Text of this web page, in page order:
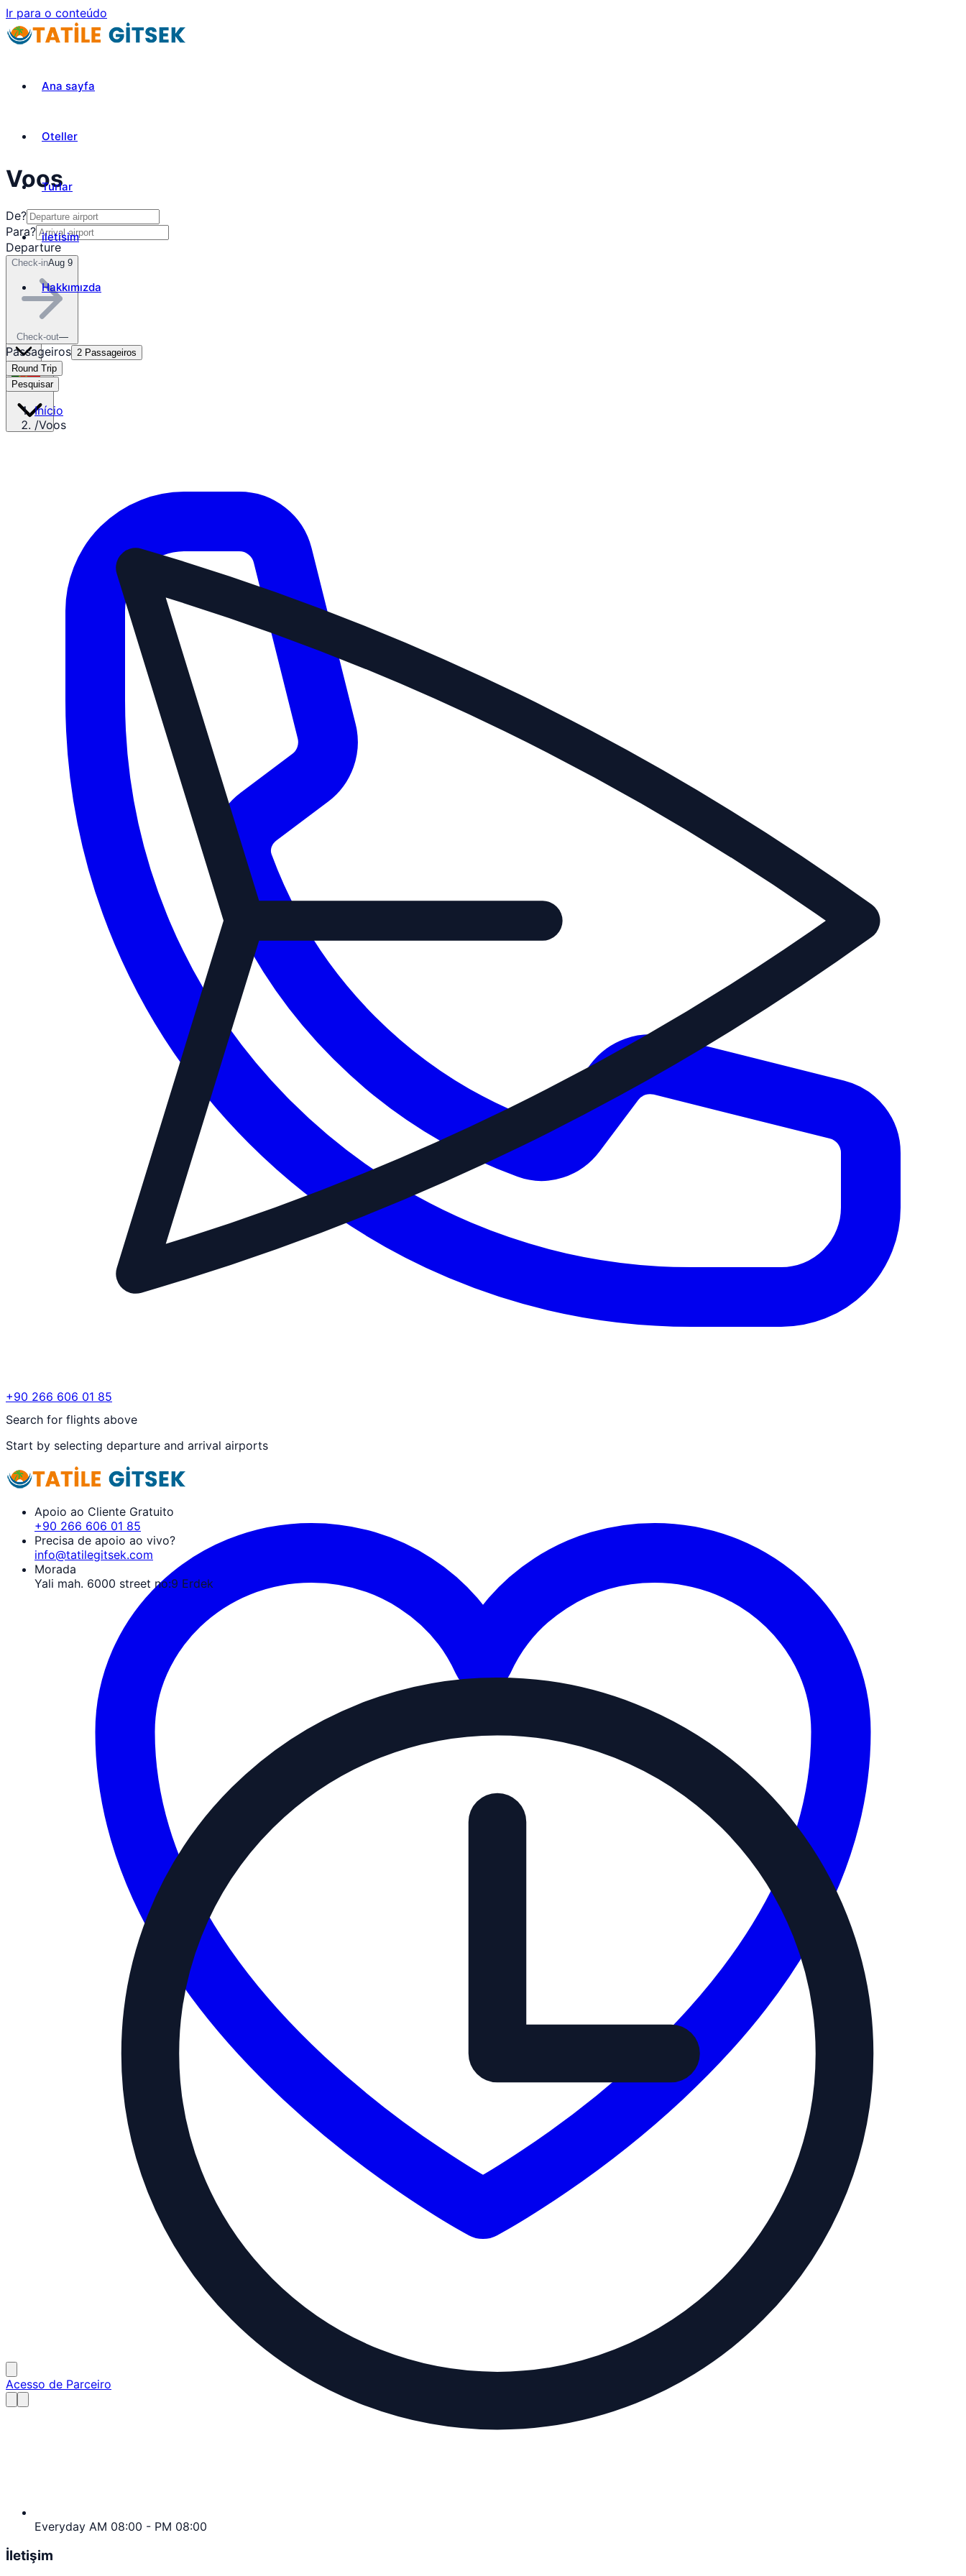
Ir para o conteúdo
Ana sayfa
Oteller
Turlar
iletisim
Hakkımızda
₺TRY
pt
+90 266 606 01 85
Acesso de Parceiro
Voos
De?
Para?
Departure
Check-inAug 9
Check-out—
Passageiros 2 Passageiros
Round Trip
Pesquisar
Início
/Voos
Search for flights above
Start by selecting departure and arrival airports
Apoio ao Cliente Gratuito
+90 266 606 01 85
Precisa de apoio ao vivo?
info@tatilegitsek.com
Morada
Yali mah. 6000 street no:9 Erdek
Everyday AM 08:00 - PM 08:00
İletişim